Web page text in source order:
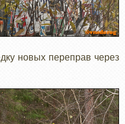
новых переправ через